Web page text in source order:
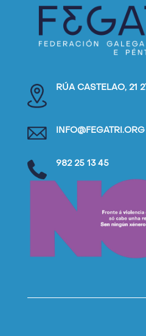
RÚA CASTELAO, 21
INFO@FEGATRI.ORG
982 25 13 45